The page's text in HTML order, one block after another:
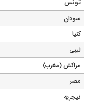
تونس
سودان
لیبی
مراکش (مغرب)
مصر
نیجریه